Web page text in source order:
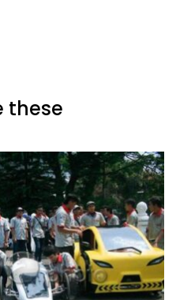
these